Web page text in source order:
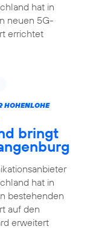
hat in
neuen 5G-
errichtet
HOHENLOHE
bringt
hat in
bestehenden
auf den
erweitert